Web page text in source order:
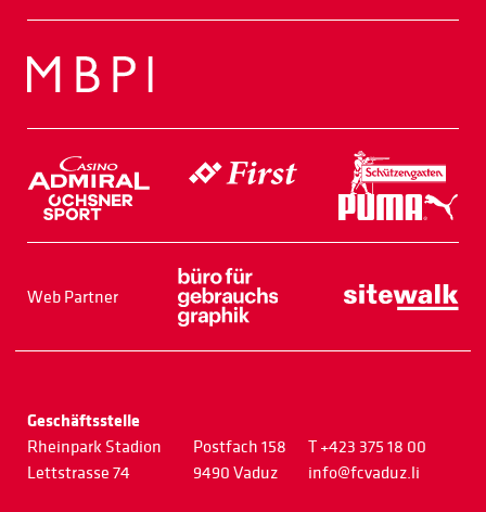
Web Partner
Geschäftsstelle
Rheinpark Stadion
Lettstrasse 74
Postfach 158
9490 Vaduz
T +423 375 18 00
info@fcvaduz.li